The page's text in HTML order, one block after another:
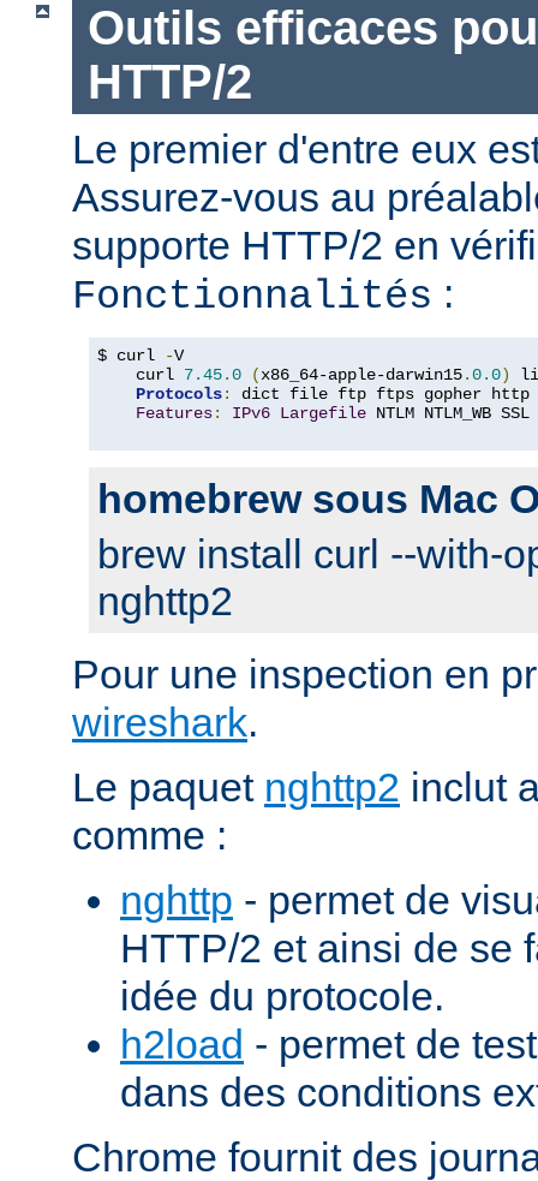
Outils efficaces
HTTP/2
Le premier d'entre eux
Assurez-vous au
supporte HTTP/2 en
Fonctionnalités :
$ curl -V
    curl
7.45.0 (x86_64-apple-darwin15.0.0)
Protocols:
dict file ftp ftps gopher http
Features: IPv6 Largefile NTLM NTLM_WB
homebrew sous Mac
brew install curl --with-
nghttp2
Pour une inspection en
wireshark.
Le paquet nghttp2 inclut
comme :
nghttp - permet de
HTTP/2 et ainsi de se
idée du protocole.
h2load - permet de
dans des conditions
Chrome fournit des